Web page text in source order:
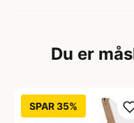
Du er
SPAR 35%